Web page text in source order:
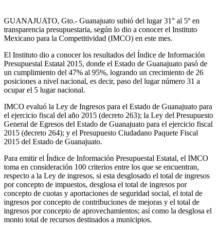
GUANAJUATO, Gto.- Guanajuato subió del lugar 31° al 5º en
transparencia presupuestaria, según lo dio a conocer el Instituto
Mexicano para la Competitividad (IMCO) en este mes.
El Instituto dio a conocer los resultados del Índice de Información
Presupuestal Estatal 2015, donde el Estado de Guanajuato pasó de
un cumplimiento del 47% al 95%, logrando un crecimiento de 26
posiciones a nivel nacional, es decir, paso del lugar número 31 a
ocupar el 5 lugar nacional.
IMCO evaluó la Ley de Ingresos para el Estado de Guanajuato para
el ejercicio fiscal del año 2015 (decreto 263); la Ley del Presupuesto
General de Egresos del Estado de Guanajuato para el ejercicio fiscal
2015 (decreto 264); y el Presupuesto Ciudadano Paquete Fiscal
2015 del Estado de Guanajuato.
Para emitir el Índice de Información Presupuestal Estatal, el IMCO
toma en consideración 100 criterios entre los que se encuentran,
respecto a la Ley de ingresos, si esta desglosado el total de ingresos
por concepto de impuestos, desglosa el total de ingresos por
concepto de cuotas y aportaciones de seguridad social, el total de
ingresos por concepto de contribuciones de mejoras y el total de
ingresos por concepto de aprovechamientos; así como la desglosa el
monto total de recursos destinados a municipios.